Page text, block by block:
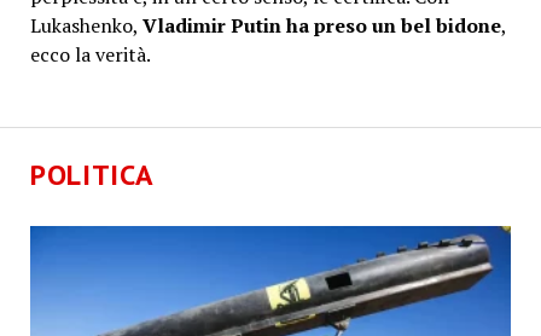
POLITICA
Lukashenko, Vladimir Putin ha preso un bel bidone,
ecco la verità.